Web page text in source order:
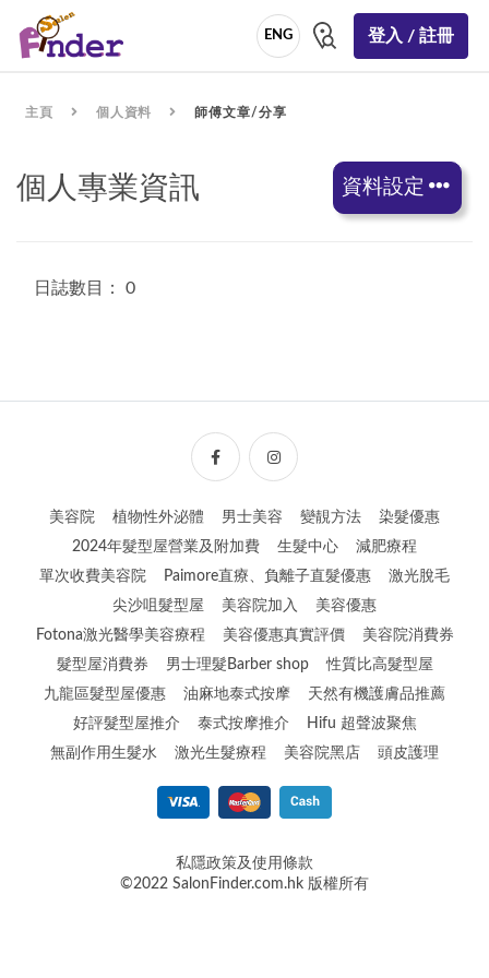
ENG 登入 / 註冊
主頁 個人資料 師傅文章/分享
個人專業資訊 資料設定
日誌數目： 0
美容院 植物性外泌體 男士美容 變靚方法
染髮優惠
2024年髮型屋營業及附加費
生髮中心
減肥療程
單次收費美容院
Paimore直療、負離子直髮優惠
激光脫毛
尖沙咀髮型屋
美容院加入
美容優惠
Fotona激光醫學美容療程
美容優惠真實評價
美容院消費券
髮型屋消費券
男士理髮Barber shop
性質比高髮型屋
九龍區髮型屋優惠
油麻地泰式按摩
天然有機護膚品推薦
好評髮型屋推介
泰式按摩推介
Hifu 超聲波聚焦
無副作用生髮水
激光生髮療程 美容院黑店 頭皮護理
私隱政策及使用條款
©2022 SalonFinder.com.hk 版權所有